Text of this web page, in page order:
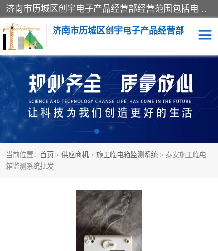
济南市历城区创宇电子产品经营部经营范围包括电子产品、起重机械配件、电气设备、仪器仪表、配电箱、监控设备的批发、零售；配电箱、仪器仪表（不含计量器）、工业自动化设备（不含特种设备、电力设备）的安装、维修。（依法须经批准的项目，经相关部门批准后方可开展经营活动）。
济南市历城区创宇电子产品经营部
当前位置： 首页 > 供应商机 > 施工临电箱监测系统 > 泰安施工临电
箱监测系统批发
标养式监测 吊钩可视化
钢丝绳监控 高支模
升降机 施工临电箱监测系统